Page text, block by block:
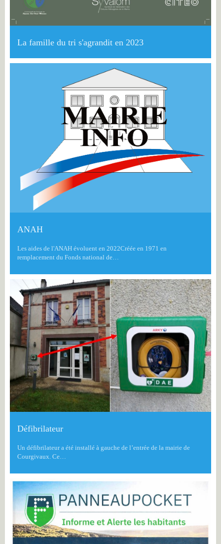
La famille du tri s'agrandit en 2023
ANAH
Les aides de l'ANAH évoluent en 2022Créée en 1971 en
remplacement du Fonds national de…
Défibrilateur
Un défibrilateur a été installé à gauche de l’entrée de la mairie de
Courgivaux. Ce…